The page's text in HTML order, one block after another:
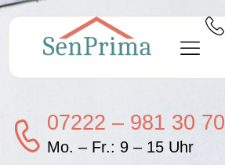
07222 – 981 30 70
Mo. – Fr.: 9 – 15 Uhr